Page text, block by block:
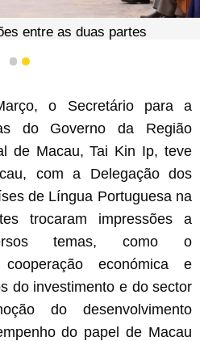
entre as duas partes
1 2
o Secretário para a
do Governo da Região
de Macau, Tai Kin Ip, teve
com a Delegação dos
de Língua Portuguesa na
trocaram impressões a
temas, como o
económica e
do investimento e do sector
do desenvolvimento
do papel de Macau